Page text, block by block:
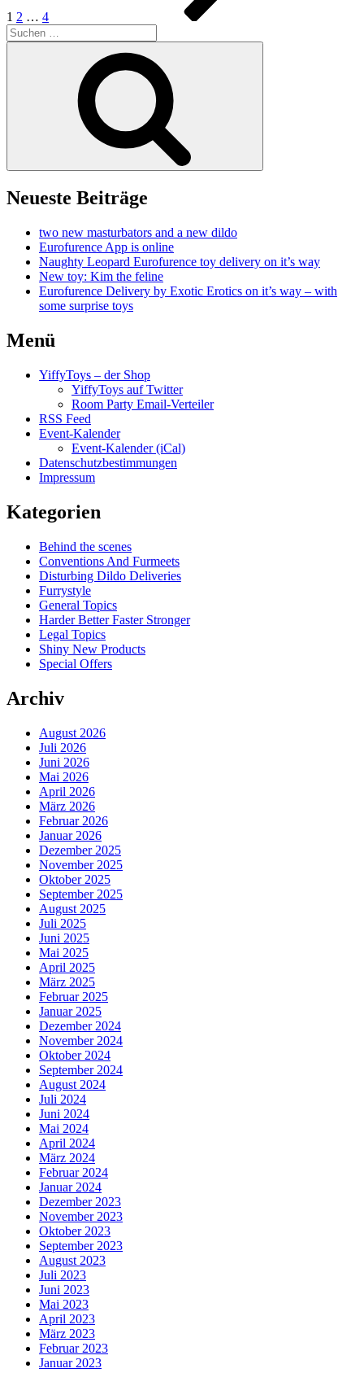
1 2 … 4
Suchen
nach:
Neueste Beiträge
two new masturbators and a new dildo
Eurofurence App is online
Naughty Leopard Eurofurence toy delivery on it’s way
New toy: Kim the feline
Eurofurence Delivery by Exotic Erotics on it’s way – with
some surprise toys
Menü
YiffyToys – der Shop
YiffyToys auf Twitter
Room Party Email-Verteiler
RSS Feed
Event-Kalender
Event-Kalender (iCal)
Datenschutzbestimmungen
Impressum
Kategorien
Behind the scenes
Conventions And Furmeets
Disturbing Dildo Deliveries
Furrystyle
General Topics
Harder Better Faster Stronger
Legal Topics
Shiny New Products
Special Offers
Archiv
August 2026
Juli 2026
Juni 2026
Mai 2026
April 2026
März 2026
Februar 2026
Januar 2026
Dezember 2025
November 2025
Oktober 2025
September 2025
August 2025
Juli 2025
Juni 2025
Mai 2025
April 2025
März 2025
Februar 2025
Januar 2025
Dezember 2024
November 2024
Oktober 2024
September 2024
August 2024
Juli 2024
Juni 2024
Mai 2024
April 2024
März 2024
Februar 2024
Januar 2024
Dezember 2023
November 2023
Oktober 2023
September 2023
August 2023
Juli 2023
Juni 2023
Mai 2023
April 2023
März 2023
Februar 2023
Januar 2023